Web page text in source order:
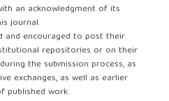
an acknowledgment of its
journal.
and encouraged to post their
repositories or on their
the submission process, as
exchanges, as well as earlier
published work.